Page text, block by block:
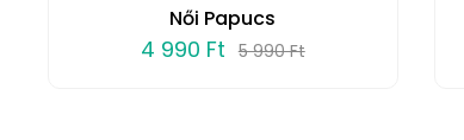
Női Papucs
4 990 Ft 5 990 Ft